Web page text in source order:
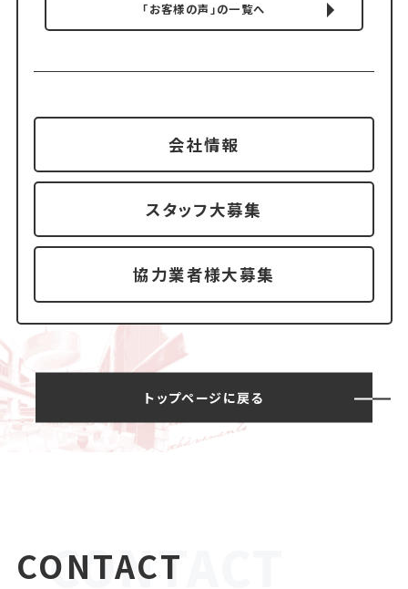
「お客様の声」の一覧へ
会社情報
スタッフ大募集
協力業者様大募集
トップページに戻る
CONTACT